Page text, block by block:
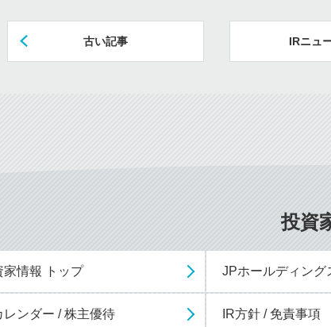
古い記事 IRニュ
投資
家情報 トップ JPホールディング
レンダー / 株主優待 IR方針 / 免責事項